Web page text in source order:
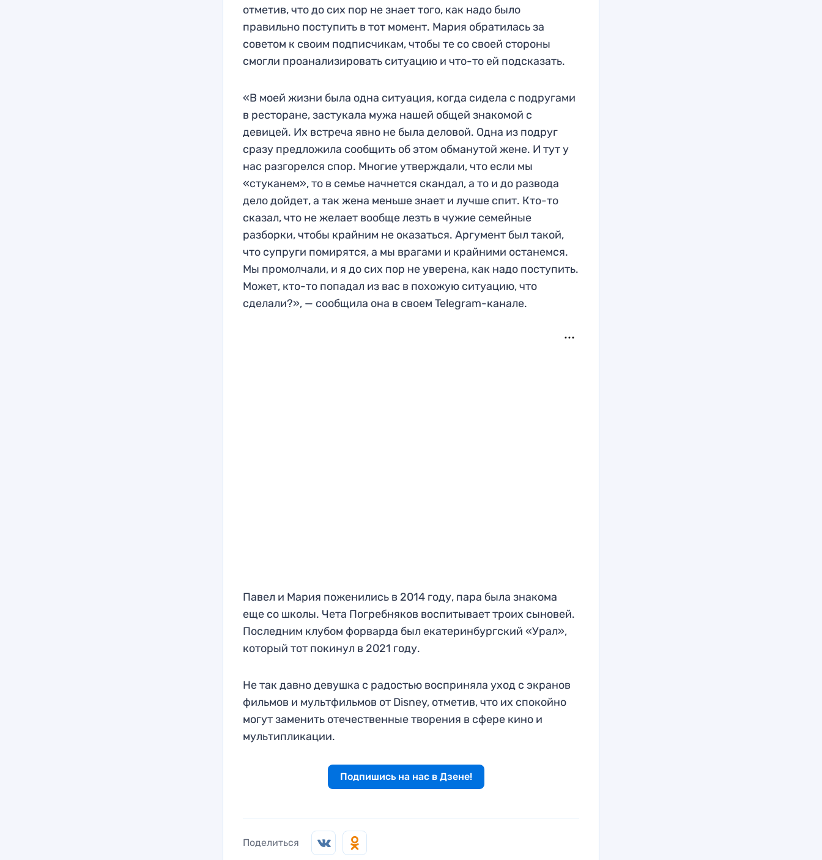
отметив, что до сих пор не знает того, как надо было
правильно поступить в тот момент. Мария обратилась за
советом к своим подписчикам, чтобы те со своей стороны
смогли проанализировать ситуацию и что-то ей подсказать.
«В моей жизни была одна ситуация, когда сидела с подругами
в ресторане, застукала мужа нашей общей знакомой с
девицей. Их встреча явно не была деловой. Одна из подруг
сразу предложила сообщить об этом обманутой жене. И тут у
нас разгорелся спор. Многие утверждали, что если мы
«стуканем», то в семье начнется скандал, а то и до развода
дело дойдет, а так жена меньше знает и лучше спит. Кто-то
сказал, что не желает вообще лезть в чужие семейные
разборки, чтобы крайним не оказаться. Аргумент был такой,
что супруги помирятся, а мы врагами и крайними останемся.
Мы промолчали, и я до сих пор не уверена, как надо поступить.
Может, кто-то попадал из вас в похожую ситуацию, что
сделали?», — сообщила она в своем Telegram-канале.
Павел и Мария поженились в 2014 году, пара была знакома
еще со школы. Чета Погребняков воспитывает троих сыновей.
Последним клубом форварда был екатеринбургский «Урал»,
который тот покинул в 2021 году.
Не так давно девушка с радостью восприняла уход с экранов
фильмов и мультфильмов от Disney, отметив, что их спокойно
могут заменить отечественные творения в сфере кино и
мультипликации.
Подпишись на нас в Дзене!
Поделиться